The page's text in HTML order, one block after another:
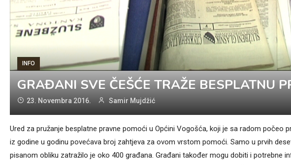
INFO
GRAĐANI SVE ČEŠĆE TRAŽE BESPLATNU
23. Novembra 2016. Samir Mujdžić
Ured za pružanje besplatne pravne pomoći u Općini Vogošća, koji je sa radom počeo
iz godine u godinu povećava broj zahtjeva za ovom vrstom pomoći. Samo u prvih
pisanom obliku zatražilo je oko 400 građana. Građani također mogu dobiti i potrebne